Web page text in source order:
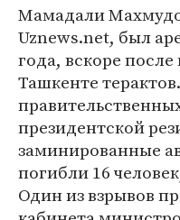
Мамадали
Uznews.net, был
года, вскоре
Ташкенте
президентской
заминированные
погибли 16
Один из взрывов